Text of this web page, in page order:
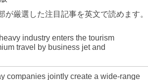
が厳選した注目記事を英文で読めます。
industry enters the tourism
travel by business jet and
companies jointly create a wide-range